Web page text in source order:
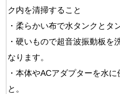
ク内を清掃すること
・柔らかい布で水タンクとタ
・硬いもので超音波振動板を
なります。
・本体やACアダプターを水
と。